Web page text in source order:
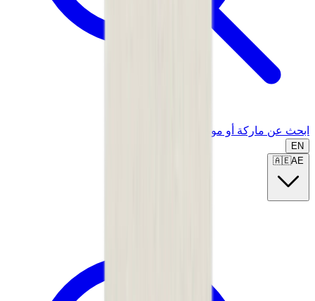
ابحث عن ماركة أو موديل...
EN
🇦🇪AE